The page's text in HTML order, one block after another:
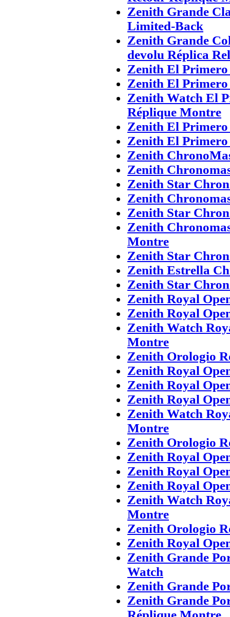
Zenith Grande
Limited-Back
Zenith Grande
devolu Réplica
Zenith El
Zenith El
Zenith Watch El
Réplique Montre
Zenith El
Zenith El
Zenith
Zenith
Zenith Star
Zenith
Zenith Star
Zenith
Montre
Zenith Star
Zenith Estrella
Zenith Star
Zenith Royal
Zenith Royal
Zenith Watch
Montre
Zenith Orologio
Zenith Royal
Zenith Royal
Zenith Royal
Zenith Watch
Montre
Zenith Orologio
Zenith Royal
Zenith Royal
Zenith Royal
Zenith Watch
Montre
Zenith Orologio
Zenith Royal
Zenith Grande
Watch
Zenith Grande
Zenith Grande